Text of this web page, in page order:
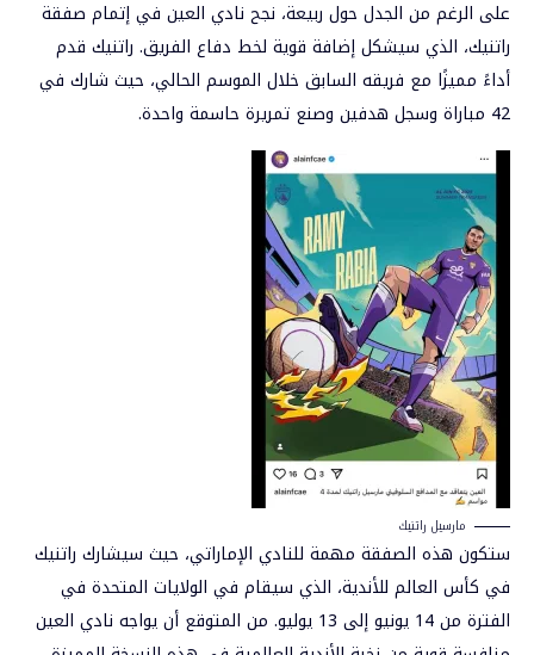
على الرغم من الجدل حول ربيعة، نجح نادي العين في إتمام صفقة
راتنيك، الذي سيشكل إضافة قوية لخط دفاع الفريق. راتنيك قدم
أداءً مميزًا مع فريقه السابق خلال الموسم الحالي، حيث شارك في
42 مباراة وسجل هدفين وصنع تمريرة حاسمة واحدة.
مارسيل راتنيك
ستكون هذه الصفقة مهمة للنادي الإماراتي، حيث سيشارك راتنيك
في كأس العالم للأندية، الذي سيقام في الولايات المتحدة في
الفترة من 14 يونيو إلى 13 يوليو. من المتوقع أن يواجه نادي العين